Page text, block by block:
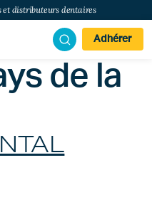
et distributeurs dentaires
Adhérer
de la